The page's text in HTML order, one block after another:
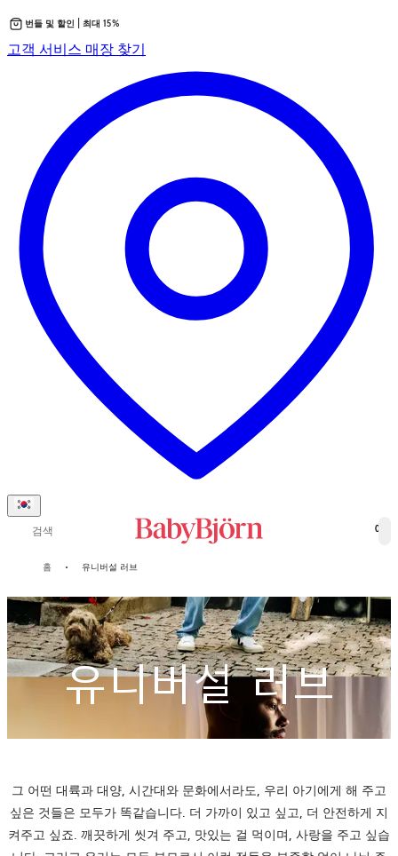
텐
가
기
번들 및 할인 | 최대 15%
고객 서비스 새
서
립
매장 찾기
검색 0
홈 유니버설 러브
유니버설 러브
그 어떤 대륙과 대양, 시간대와 문화에서라도, 우리 아기에게 해 주고
싶은 것들은 모두가 똑같습니다. 더 가까이 있고 싶고, 더 안전하게 지
켜주고 싶죠. 깨끗하게 씻겨 주고, 맛있는 걸 먹이며, 사랑을 주고 싶습